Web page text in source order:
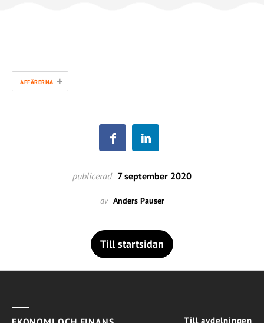
AFFÄRERNA +
publicerad 7 september 2020
av Anders Pauser
Till startsidan
Till avdelningen